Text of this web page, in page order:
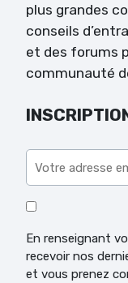
plus grandes
conseils
et des forums
communauté
En renseignant
recevoir nos
et vous prenez